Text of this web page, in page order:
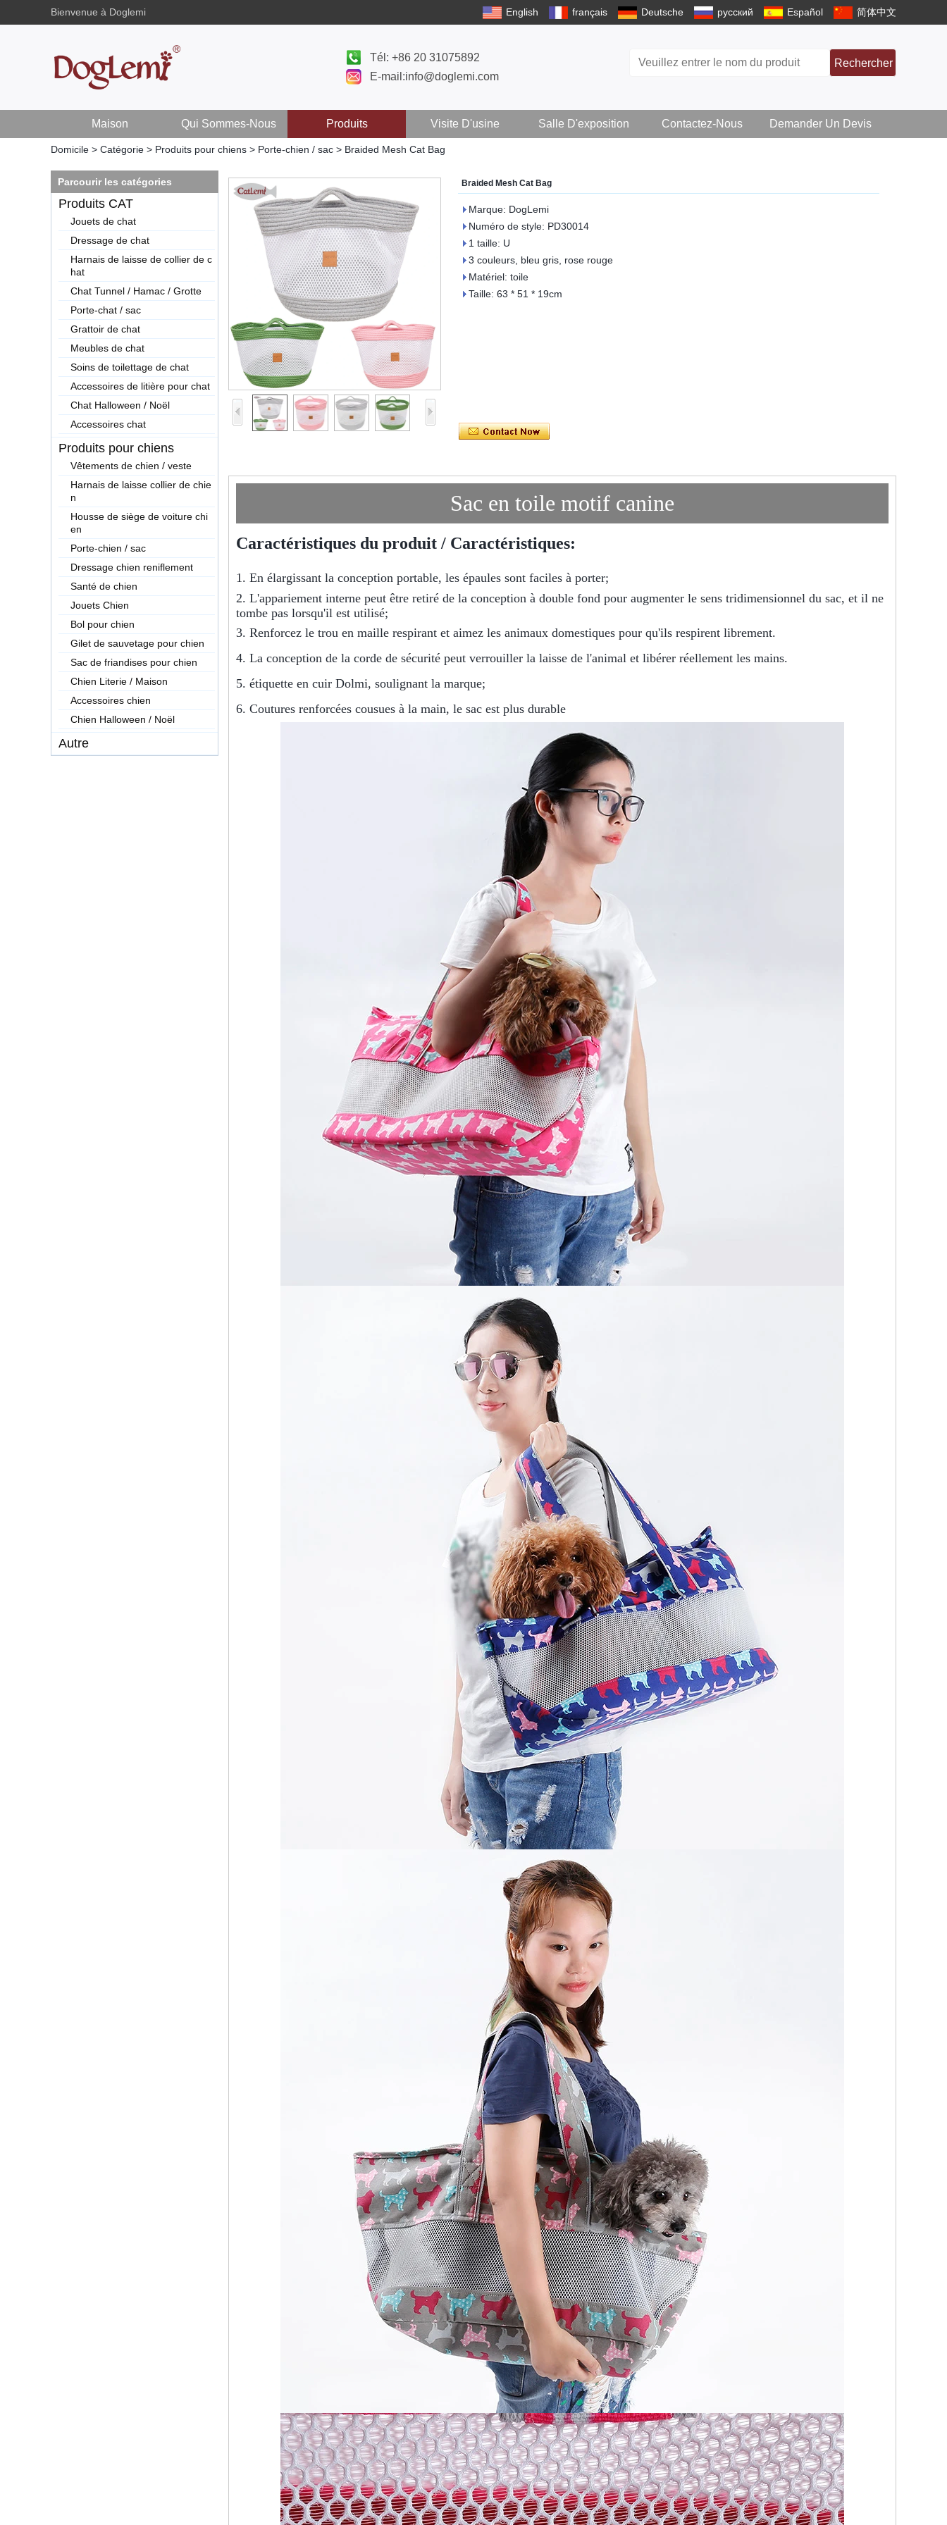
Bienvenue à Doglemi English français Deutsche русский Español 简体中文
Tél: +86 20 31075892
E-mail:info@doglemi.com
Rechercher
Maison Qui Sommes-Nous Produits Visite D'usine Salle D'exposition Contactez-Nous Demander Un Devis
Domicile > Catégorie > Produits pour chiens > Porte-chien / sac > Braided Mesh Cat Bag
Parcourir les catégories
Produits CAT
Jouets de chat
Dressage de chat
Harnais de laisse de collier de c
hat
Chat Tunnel / Hamac / Grotte
Porte-chat / sac
Grattoir de chat
Meubles de chat
Soins de toilettage de chat
Accessoires de litière pour chat
Chat Halloween / Noël
Accessoires chat
Produits pour chiens
Vêtements de chien / veste
Harnais de laisse collier de chie
n
Housse de siège de voiture chi
en
Porte-chien / sac
Dressage chien reniflement
Santé de chien
Jouets Chien
Bol pour chien
Gilet de sauvetage pour chien
Sac de friandises pour chien
Chien Literie / Maison
Accessoires chien
Chien Halloween / Noël
Autre
Braided Mesh Cat Bag
Marque: DogLemi
Numéro de style: PD30014
1 taille: U
3 couleurs, bleu gris, rose rouge
Matériel: toile
Taille: 63 * 51 * 19cm
Sac en toile motif canine
Caractéristiques du produit / Caractéristiques:
1. En élargissant la conception portable, les épaules sont faciles à porter;
2. L'appariement interne peut être retiré de la conception à double fond pour augmenter le sens tridimensionnel du sac, et il ne
tombe pas lorsqu'il est utilisé;
3. Renforcez le trou en maille respirant et aimez les animaux domestiques pour qu'ils respirent librement.
4. La conception de la corde de sécurité peut verrouiller la laisse de l'animal et libérer réellement les mains.
5. étiquette en cuir Dolmi, soulignant la marque;
6. Coutures renforcées cousues à la main, le sac est plus durable